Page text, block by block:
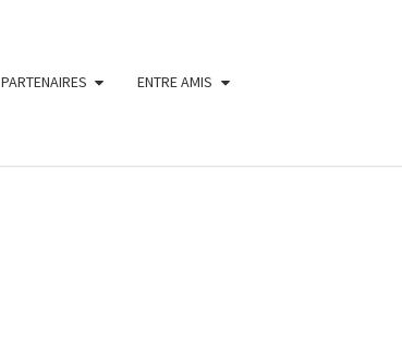
PARTENAIRES ENTRE AMIS